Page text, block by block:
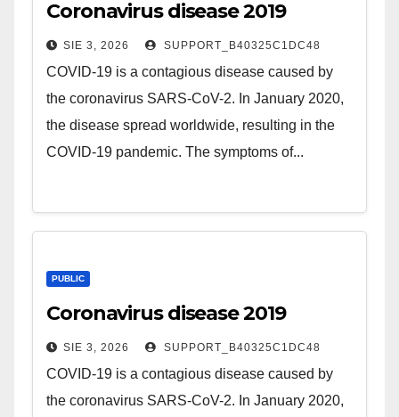
Coronavirus disease 2019
SIE 3, 2026 SUPPORT_B40325C1DC48
COVID-19 is a contagious disease caused by
the coronavirus SARS-CoV-2. In January 2020,
the disease spread worldwide, resulting in the
COVID-19 pandemic. The symptoms of...
PUBLIC
Coronavirus disease 2019
SIE 3, 2026 SUPPORT_B40325C1DC48
COVID-19 is a contagious disease caused by
the coronavirus SARS-CoV-2. In January 2020,